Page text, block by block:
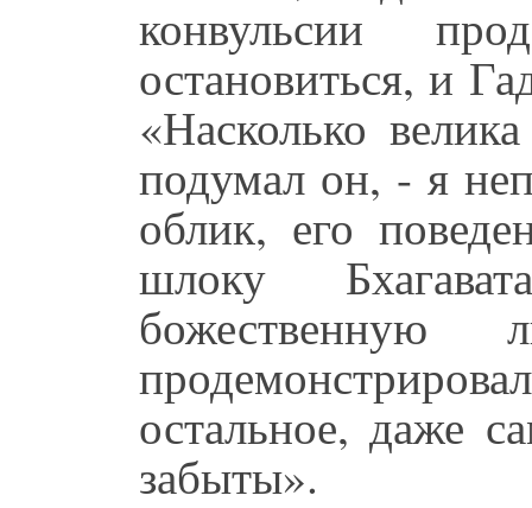
конвульсии
остановиться, и
«Насколько
подумал он, - я
облик, его
шлоку
остальное, даже
забыты».